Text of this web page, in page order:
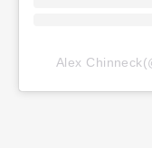
Alex